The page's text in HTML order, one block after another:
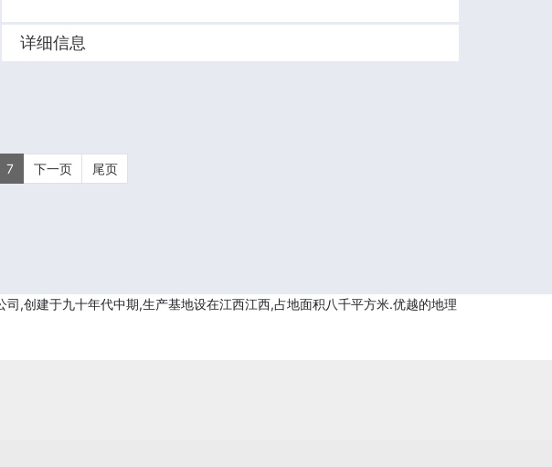
详细信息
7 下一页 尾页
,创建于九十年代中期,生产基地设在江西江西,占地面积八千平方米.优越的地理